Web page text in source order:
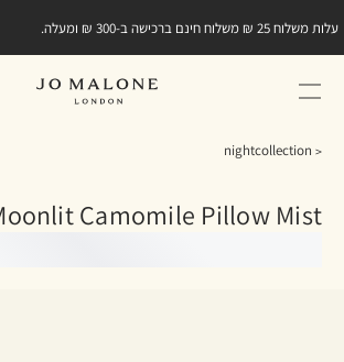
עלות משלוח 25 ₪ משלוח חינם ברכישה ב-300 ₪ ומעלה.
nightcollection
Camomile Pillow Mist